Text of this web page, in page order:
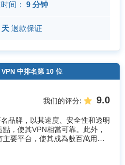
间： 9 分钟
天 退款保证
VPN 中排名第 10 位
我们的评分: 9.0
品牌，以其速度、安全性和透明
，使其VPN相當可靠。此外，
要平台，使其成為數百萬用戶
测试过有效的服务，例如前十